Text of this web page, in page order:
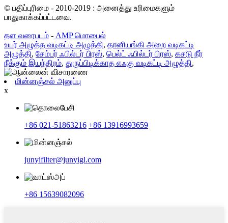
© பதிப்புரிமை - 2010-2019 : அனைத்து உரிமைகளும்
பாதுகாக்கப்பட்டவை.
தள வரைபடம் - AMP மொபைல்
உயர் அழுத்த வடிகட்டி அழுத்தி, தானியங்கி அறை வடிகட்டி
அழுத்தி, சேம்பர் ஃபில்டர் பிரஸ், பெல்ட் ஃபில்டர் பிரஸ், கசடு நீர்
நீக்கும் இயந்திரம், துருப்பிடிக்காத எஃகு வடிகட்டி அழுத்தி,
மின்னஞ்சல் அனுப்பு
x
+86 021-51863216 +86 13916993659
junyifilter@junyigl.com
+86 15639082096